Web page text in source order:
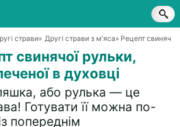
страви» Другі страви з м'яса» Рецепт свинячої
свинячої рульки,
в духовці
або рулька — це
Готувати її можна по-
попереднім